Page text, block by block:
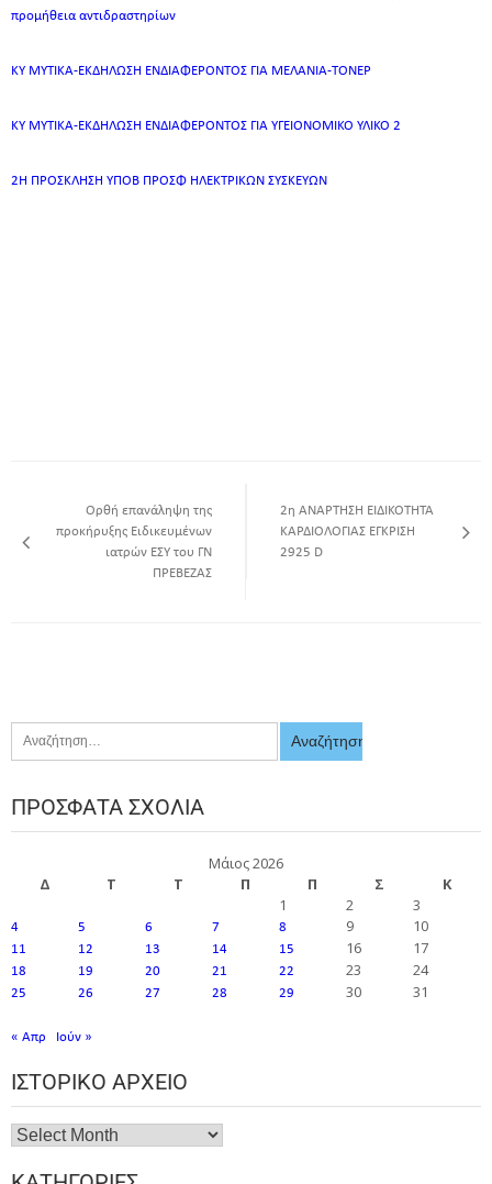
προμήθεια αντιδραστηρίων
ΚΥ ΜΥΤΙΚΑ-ΕΚΔΗΛΩΣΗ ΕΝΔΙΑΦΕΡΟΝΤΟΣ ΓΙΑ ΜΕΛΑΝΙΑ-ΤΟΝΕΡ
ΚΥ ΜΥΤΙΚΑ-ΕΚΔΗΛΩΣΗ ΕΝΔΙΑΦΕΡΟΝΤΟΣ ΓΙΑ ΥΓΕΙΟΝΟΜΙΚΟ ΥΛΙΚΟ 2
2Η ΠΡΟΣΚΛΗΣΗ ΥΠΟΒ ΠΡΟΣΦ ΗΛΕΚΤΡΙΚΩΝ ΣΥΣΚΕΥΩΝ
Ορθή επανάληψη της
προκήρυξης Ειδικευμένων
ιατρών ΕΣΥ του ΓΝ
ΠΡΕΒΕΖΑΣ
2η ΑΝΑΡΤΗΣΗ ΕΙΔΙΚΟΤΗΤΑ
ΚΑΡΔΙΟΛΟΓΙΑΣ ΕΓΚΡΙΣΗ
2925 D
ΠΡΌΣΦΑΤΑ ΣΧΌΛΙΑ
Μάιος 2026
Δ
Τ Τ Π Π Σ
Κ
1
2 3
4 5 6 7 8 9 10
11 12 13 14 15 16 17
18 19 20 21 22 23 24
25 26 27 28 29 30 31
« Απρ Ιούν »
ΙΣΤΟΡΙΚΌ ΑΡΧΕΊΟ